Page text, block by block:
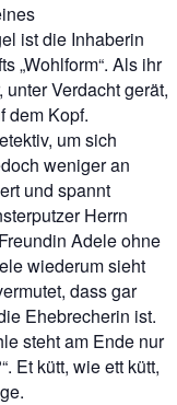
ist die Inhaberin
„Wohlform“. Als ihr
Verdacht gerät,
dem Kopf.
um sich
weniger an
und spannt
Herrn
Adele ohne
wiederum sieht
dass gar
Ehebrecherin ist.
steht am Ende nur
Et kütt, wie ett kütt,